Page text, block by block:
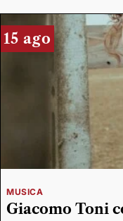
15 ago
MUSICA
Giacomo Toni